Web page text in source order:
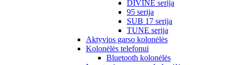
DIVINE serija
95 serija
SUB 17 serija
TUNE serija
Aktyvios garso kolonėlės
Kolonėlės telefonui
Bluetooth kolonėlės